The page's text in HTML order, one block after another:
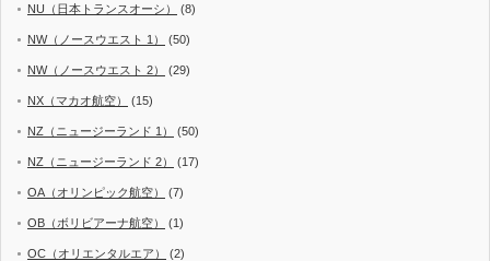
NU（日本トランスオーシ） (8)
NW（ノースウエスト 1） (50)
NW（ノースウエスト 2） (29)
NX（マカオ航空） (15)
NZ（ニュージーランド 1） (50)
NZ（ニュージーランド 2） (17)
OA（オリンピック航空） (7)
OB（ボリビアーナ航空） (1)
OC（オリエンタルエア） (2)